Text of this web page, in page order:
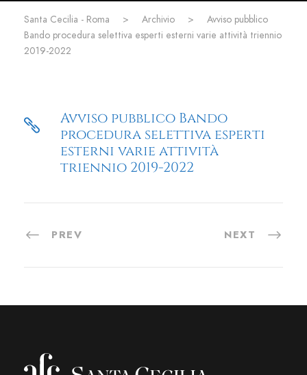
Santa Cecilia - Roma > Archivio >
Avviso pubblico
Bando procedura selettiva esperti esterni varie attività triennio
2019-2022
Avviso pubblico Bando
procedura selettiva esperti
esterni varie attività
triennio 2019-2022
PREV NEXT